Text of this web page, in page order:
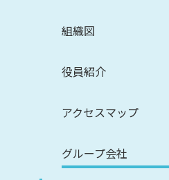
組織図
役員紹介
アクセスマップ
グループ会社